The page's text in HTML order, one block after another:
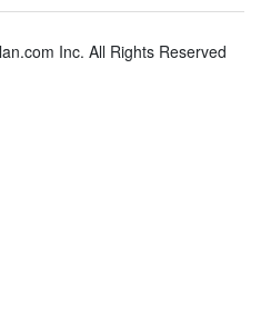
Inc. All Rights Reserved